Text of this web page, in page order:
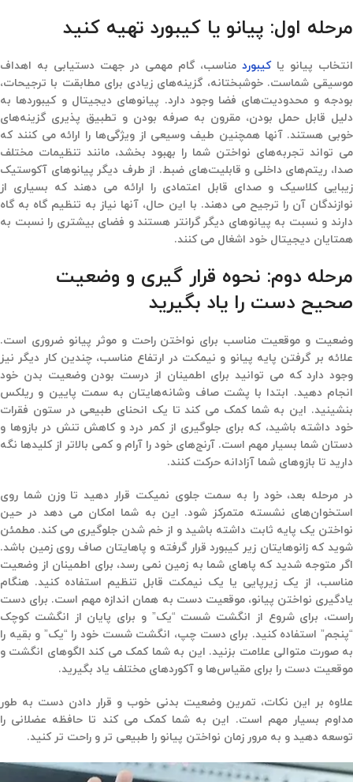
مرحله اول: پیانو یا کیبورد تهیه کنید
انتخاب پیانو یاکیبورد مناسب، گام مهمی در جهت دستیابی به اهداف
موسیقی شماست. خوشبختانه، گزینه‌های زیادی برای مطابقت با ترجیحات،
بودجه و محدودیت‌های فضا وجود دارد. پیانوهای دیجیتال و کیبوردها به
دلیل قابل حمل بودن، مقرون به صرفه بودن و تطبیق پذیری گزینه‌های
خوبی هستند. آنها همچنین طیف وسیعی از ویژگی‌ها را ارائه می کنند که
می تواند تجربه‌های نواختن شما را بهبود بخشد، مانند تنظیمات مختلف
صدا، ریتم‌های داخلی و قابلیت‌های ضبط. از طرف دیگر پیانوهای آکوستیک
زیبایی کلاسیک و صدای قابل اعتمادی را ارائه می دهند که بسیاری از
نوازندگان آن را ترجیح می دهند. با این حال، آنها نیاز به تنظیم گاه به گاه
دارند و نسبت به پیانوهای دیگر گرانتر هستند و فضای بیشتری را نسبت به
همتایان دیجیتال خود اشغال می کنند.
مرحله دوم: نحوه قرار گیری و وضعیت
صحیح دست را یاد بگیرید
وضعیت و موقعیت مناسب برای نواختن راحت و موثر پیانو ضروری است.
علائه بر گرفتن پایه پیانو و نیمکت در ارتفاع مناسب، چندین کار دیگر نیز
وجود دارد که می توانید برای اطمینان از درست بودن وضعیت بدن خود
انجام دهید. ابتدا با پشت صاف وشانه‌هایتان به سمت پایین و ریلکس
بنشینید. این به شما کمک می کند تا یک انحنای طبیعی در ستون فقرات
خود داشته باشید، که برای جلوگیری از کمر درد و کاهش تنش در بازوها و
دستان شما بسیار مهم است. آرنج‌های خود را آرام و کمی بالاتر از کلیدها نگه
دارید تا بازوهای شما آزادانه حرکت کنند.
در مرحله بعد، خود را به سمت جلوی نمیکت قرار دهید تا وزن شما روی
استخوان‌های نشسته متمرکز شود. این به شما امکان می دهد در حین
نواختن یک پایه ثابت داشته باشید و از خم شدن جلوگیری می کند. مطمئن
شوید که زانوهایتان زیر کیبورد قرار گرفته و پاهایتان صاف روی زمین باشد.
اگر متوجه شدید که پاهای شما به زمین نمی رسد، برای اطمینان از وضعیت
مناسب، از یک زیرپایی یا یک نیمکت قابل تنظیم استفاده کنید. هنگام
یادگیری نواختن پیانو، موقعیت دست به همان اندازه مهم است. برای دست
راست، برای شروع از انگشت شست “یک” و برای پایان از انگشت کوچک
“پنجم” استفاده کنید. برای دست چپ، انگشت شست خود را “یک” و بقیه را
به صورت متوالی علامت بزنید. این به شما کمک می کند الگوهای انگشت و
موقعیت دست را برای مقیاس‌ها و آکوردهای مختلف یاد بگیرید.
علاوه بر این نکات، تمرین وضعیت بدنی خوب و قرار دادن دست به طور
مداوم بسیار مهم است. این به شما کمک می کند تا حافظه عضلانی را
توسعه دهید و به مرور زمان نواختن پیانو را طبیعی تر و راحت تر کنید.